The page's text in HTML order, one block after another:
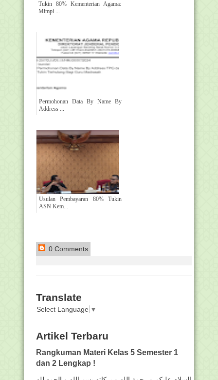
Tukin 80% Kementerian Agama:
Mimpi ...
Permohonan Data By Name By
Address ...
Usulan Pembayaran 80% Tukin
ASN Kem...
0 Comments
Translate
Select Language ▼
Artikel Terbaru
Rangkuman Materi Kelas 5 Semester 1
dan 2 Lengkap !